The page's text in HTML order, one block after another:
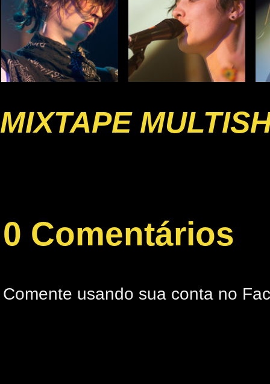
MIXTAPE
0 Comentários
Comente usando sua conta no